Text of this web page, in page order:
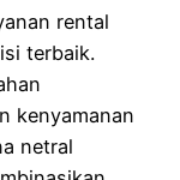
rental
terbaik.
kenyamanan
netral